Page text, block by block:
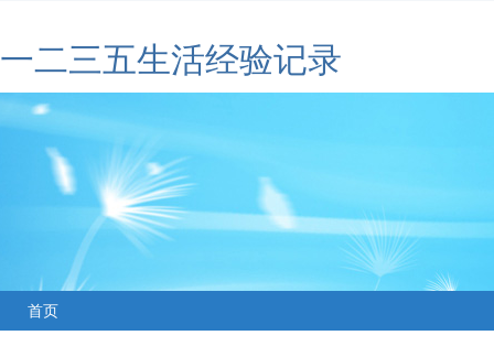
一二三五生活经验记录
首页